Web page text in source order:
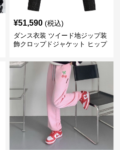
¥51,590 (税込)
ダンス衣装 ツイード地ジップ装
飾クロップドジャケット ヒップ